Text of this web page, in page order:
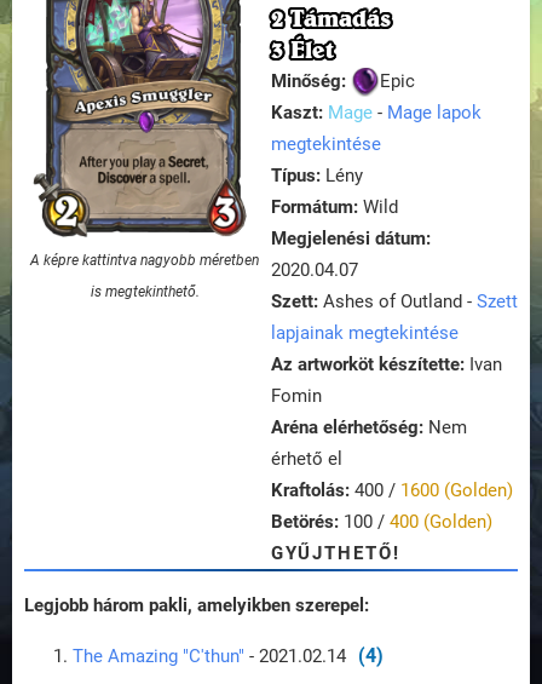
A képre kattintva nagyobb méretben
is megtekinthető.
2 Támadás
3 Élet
Minőség:
Epic
Kaszt: Mage - Mage lapok
megtekintése
Típus: Lény
Formátum: Wild
Megjelenési dátum:
2020.04.07
Szett: Ashes of Outland - Szett
lapjainak megtekintése
Az artworköt készítette: Ivan
Fomin
Aréna elérhetőség: Nem
érhető el
Kraftolás: 400 / 1600 (Golden)
Betörés: 100 / 400 (Golden)
GYŰJTHETŐ!
Legjobb három pakli, amelyikben szerepel:
The Amazing "C'thun" - 2021.02.14 (4)